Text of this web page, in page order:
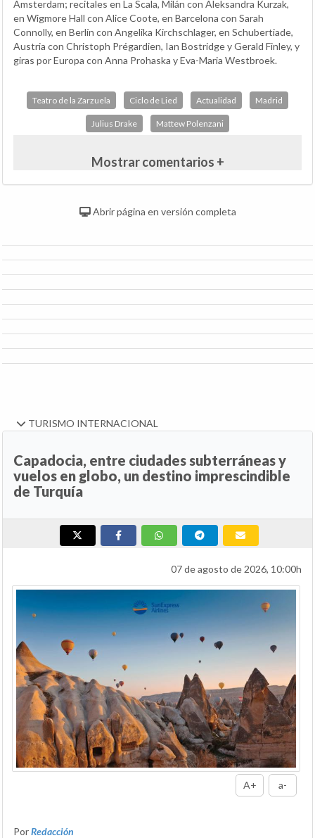
Amsterdam; recitales en La Scala, Milán con Aleksandra Kurzak,
en Wigmore Hall con Alice Coote, en Barcelona con Sarah
Connolly, en Berlín con Angelika Kirchschlager, en Schubertiade,
Austria con Christoph Prégardien, Ian Bostridge y Gerald Finley, y
giras por Europa con Anna Prohaska y Eva-Maria Westbroek.
Teatro de la Zarzuela Ciclo de Lied Actualidad Madrid
Julius Drake Mattew Polenzani
Mostrar comentarios +
Abrir página en versión completa
TURISMO INTERNACIONAL
Capadocia, entre ciudades subterráneas y
vuelos en globo, un destino imprescindible
de Turquía
07 de agosto de 2026, 10:00h
A+ a-
PorRedacción